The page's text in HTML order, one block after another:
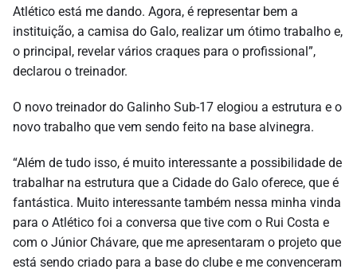
Atlético está me dando. Agora, é representar bem a
instituição, a camisa do Galo, realizar um ótimo trabalho e,
o principal, revelar vários craques para o profissional”,
declarou o treinador.
O novo treinador do Galinho Sub-17 elogiou a estrutura e o
novo trabalho que vem sendo feito na base alvinegra.
“Além de tudo isso, é muito interessante a possibilidade de
trabalhar na estrutura que a Cidade do Galo oferece, que é
fantástica. Muito interessante também nessa minha vinda
para o Atlético foi a conversa que tive com o Rui Costa e
com o Júnior Chávare, que me apresentaram o projeto que
está sendo criado para a base do clube e me convenceram